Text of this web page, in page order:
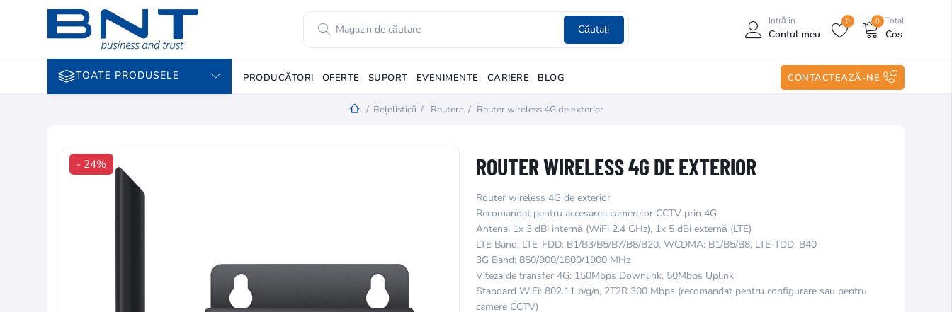
Căutați
Intră în
Contul meu
0 Total
Coș
0
TOATE PRODUSELE PRODUCĂTORI OFERTE SUPORT EVENIMENTE CARIERE BLOG CONTACTEAZĂ-NE
/ Rețelistică / Routere / Router wireless 4G de exterior
- 24% ROUTER WIRELESS 4G DE EXTERIOR
Router wireless 4G de exterior
Recomandat pentru accesarea camerelor CCTV prin 4G
Antena: 1x 3 dBi internă (WiFi 2.4 GHz), 1x 5 dBi externă (LTE)
LTE Band: LTE-FDD: B1/B3/B5/B7/B8/B20, WCDMA: B1/B5/B8, LTE-TDD: B40
3G Band: 850/900/1800/1900 MHz
Viteza de transfer 4G: 150Mbps Downlink, 50Mbps Uplink
Standard WiFi: 802.11 b/g/n, 2T2R 300 Mbps (recomandat pentru configurare sau pentru
camere CCTV)